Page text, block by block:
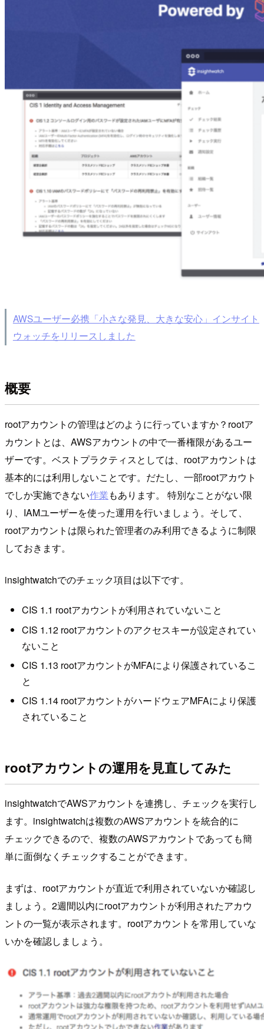
AWSユーザー必携「小さな発見、大きな安心」インサイト
ウォッチをリリースしました
概要
rootアカウントの管理はどのように行っていますか？rootア
カウントとは、AWSアカウントの中で一番権限があるユー
ザーです。ベストプラクティスとしては、rootアカウントは
基本的には利用しないことです。だたし、一部rootアカウト
でしか実施できない作業もあります。 特別なことがない限
り、IAMユーザーを使った運用を行いましょう。そして、
rootアカウントは限られた管理者のみ利用できるように制限
しておきます。
insightwatchでのチェック項目は以下です。
CIS 1.1 rootアカウントが利用されていないこと
CIS 1.12 rootアカウントのアクセスキーが設定されてい
ないこと
CIS 1.13 rootアカウントがMFAにより保護されているこ
と
CIS 1.14 rootアカウントがハードウェアMFAにより保護
されていること
rootアカウントの運用を見直してみた
insightwatchでAWSアカウントを連携し、チェックを実行し
ます。insightwatchは複数のAWSアカウントを統合的に
チェックできるので、複数のAWSアカウントであっても簡
単に面倒なくチェックすることができます。
まずは、rootアカウントが直近で利用されていないか確認し
ましょう。2週間以内にrootアカウントが利用されたアカウ
ントの一覧が表示されます。rootアカウントを常用していな
いかを確認しましょう。